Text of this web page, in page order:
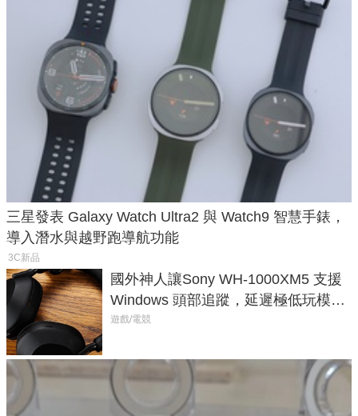
三星發表 Galaxy Watch Ultra2 與 Watch9 智慧手錶，
導入潛水與越野跑導航功能
3C新品
國外神人讓Sony WH-1000XM5 支援
Windows 頭部追蹤，延遲極低玩模擬
飛行超有感
遊戲/電競